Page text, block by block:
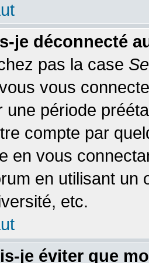
je déconnecté
pas la case
vous
une période
compte par
en vous
en utilisant un
etc.
je éviter que